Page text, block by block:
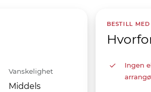
Vanskelighet
Middels
BESTILL
Ingen